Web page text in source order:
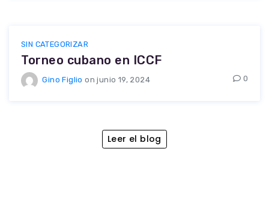
SIN CATEGORIZAR
Torneo cubano en ICCF
Gino Figlio on junio 19, 2024 0
Leer el blog